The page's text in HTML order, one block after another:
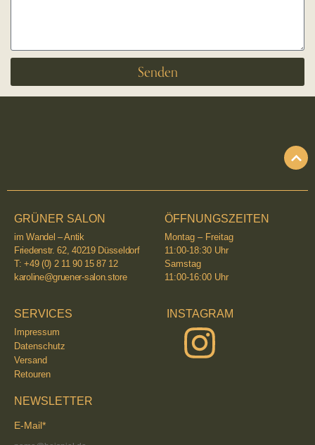
Senden
GRÜNER SALON
im Wandel – Antik
Friedenstr. 62, 40219 Düsseldorf
T: +49 (0) 2 11 90 15 87 12
karoline@gruener-salon.store
ÖFFNUNGSZEITEN
Montag – Freitag
11:00-18:30 Uhr
Samstag
11:00-16:00 Uhr
SERVICES
Impressum
Datenschutz
Versand
Retouren
INSTAGRAM
NEWSLETTER
E-Mail*